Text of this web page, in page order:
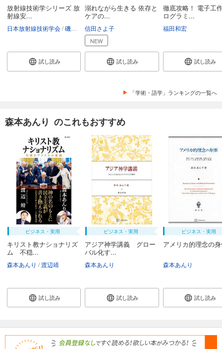
放射線技術学シリーズ 放
射線安...
日本放射線技術学会 磯辺智範 清水秀雄 鈴木昇一 西谷源展
試し読み
溺れながら生きる 依存と
ケアの...
信田さよ子
NEW
試し読み
徹底攻略！ 電子工
ログラミ...
福田和宏
試し読み
「学術・語学」ランキングの一覧へ
森本あんり のこれもおすすめ
ビジネス・実用
キリスト教ナショナリズ
ム 不穏...
森本あんり 渡辺靖
試し読み
ビジネス・実用
アジア神学講義 グロー
バル化す...
森本あんり
試し読み
ビジネス・実用
アメリカ的理念の
森本あんり
試し読み